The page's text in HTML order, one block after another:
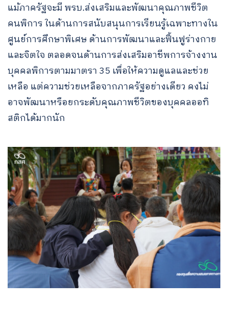
แม้ภาครัฐจะมี พรบ.ส่งเสริมและพัฒนาคุณภาพชีวิต
คนพิการ ในด้านการสนับสนุนการเรียนรู้เฉพาะทางใน
ศูนย์การศึกษาพิเศษ ด้านการพัฒนาและฟื้นฟูร่างกาย
และจิตใจ ตลอดจนด้านการส่งเสริมอาชีพการจ้างงาน
บุคคลพิการตามมาตรา 35 เพื่อให้ความดูแลและช่วย
เหลือ แต่ความช่วยเหลือจากภาครัฐอย่างเดียว คงไม่
อาจพัฒนาหรือยกระดับคุณภาพชีวิตของบุคคลออทิ
สติกได้มากนัก